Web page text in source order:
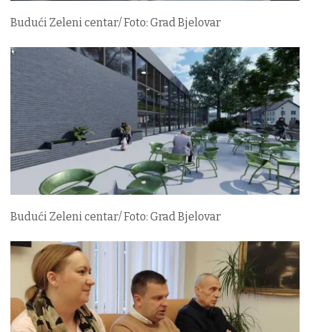
Budući Zeleni centar/ Foto: Grad Bjelovar
Budući Zeleni centar/ Foto: Grad Bjelovar